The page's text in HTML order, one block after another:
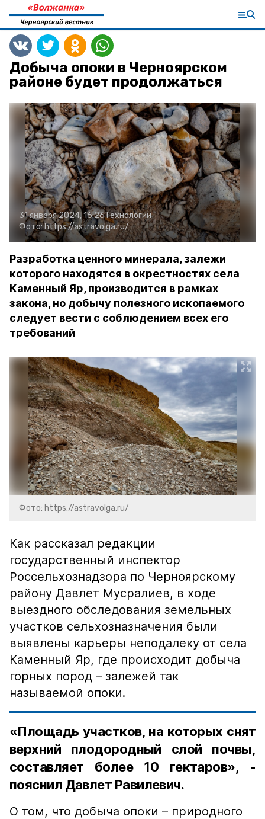
Добыча опоки в Черноярском
районе будет продолжаться
31 января 2024, 16:26Технологии
Фото:https://astravolga.ru/
Разработка ценного минерала, залежи
которого находятся в окрестностях села
Каменный Яр, производится в рамках
закона, но добычу полезного ископаемого
следует вести с соблюдением всех его
требований
Фото: https://astravolga.ru/
Как рассказал редакции
государственный инспектор
Россельхознадзора по Черноярскому
району Давлет Мусралиев, в ходе
выездного обследования земельных
участков сельхозназначения были
выявлены карьеры неподалеку от села
Каменный Яр, где происходит добыча
горных пород – залежей так
называемой опоки.
«Площадь участков, на которых снят
верхний плодородный слой почвы,
составляет более 10 гектаров», -
пояснил Давлет Равилевич.
О том, что добыча опоки – природного